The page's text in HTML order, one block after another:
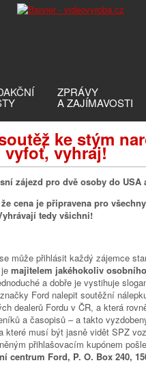
ZPRÁVY
A ZAJÍMAVOSTI
ke stým
vyfoť, vyhraj!
zájezd pro dvě osoby do USA
cena je připravena pro
tedy všichni!
může přihlásit každý zájemce
majitelem jakéhokoliv
a dobře je vystihuje
Ford nalepit soutěžní
dealerů Fordu v ČR, a která
a časopisů – a takto
které musí být jasně vidět SPZ
přihlašovacím kupónem
centrum Ford, P. O. Box 240,